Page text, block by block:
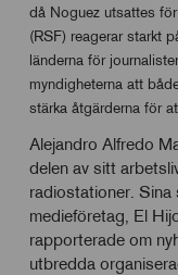
då Noguez utsattes
(RSF) reagerar starkt
länderna för
myndigheterna att
stärka åtgärderna för
Alejandro Alfredo
delen av sitt
radiostationer. Sina
medieföretag, El
rapporterade om
utbredda